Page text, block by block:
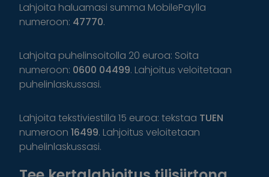
Lahjoita haluamasi summa MobilePaylla
numeroon: 47770.
Lahjoita puhelinsoitolla 20 euroa: Soita
numeroon: 0600 04499. Lahjoitus veloitetaan
puhelinlaskussasi.
Lahjoita tekstiviestillä 15 euroa: tekstaa TUEN
numeroon 16499. Lahjoitus veloitetaan
puhelinlaskussasi.